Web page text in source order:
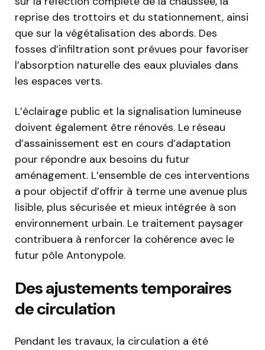
reprise des trottoirs et du stationnement, ainsi
que sur la végétalisation des abords. Des
fosses d’infiltration sont prévues pour favoriser
l’absorption naturelle des eaux pluviales dans
les espaces verts.
L’éclairage public et la signalisation lumineuse
doivent également être rénovés. Le réseau
d’assainissement est en cours d’adaptation
pour répondre aux besoins du futur
aménagement. L’ensemble de ces interventions
a pour objectif d’offrir à terme une avenue plus
lisible, plus sécurisée et mieux intégrée à son
environnement urbain. Le traitement paysager
contribuera à renforcer la cohérence avec le
futur pôle Antonypole.
Des ajustements temporaires
de circulation
Pendant les travaux, la circulation a été